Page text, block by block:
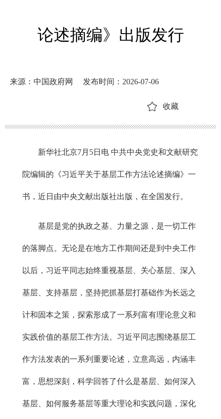
论述摘编》出版发行
来源：中国政府网 发布时间：2026-07-06
收藏
新华社北京7月5日电 中共中央党史和文献研究
院编辑的《习近平关于基层工作方法论述摘编》一
书，近日由中央文献出版社出版，在全国发行。
基层是党的执政之基、力量之源，是一切工作
的落脚点。无论是在地方工作期间还是到中央工作
以后，习近平同志始终重视基层、关心基层、深入
基层、支持基层，坚持把抓基层打基础作为长远之
计和固本之策，探索形成了一系列富有理论意义和
实践价值的基层工作方法。习近平同志围绕基层工
作方法发表的一系列重要论述，立意高远，内涵丰
富，思想深刻，科学回答了什么是基层、如何深入
基层、如何服务基层等重大理论和实践问题，深化